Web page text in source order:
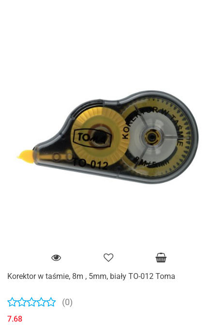
Korektor w taśmie, 8m , 5mm, biały TO-012 Toma
(0)
7.68